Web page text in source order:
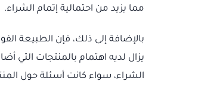
مما يزيد من احتمالية إتمام الشراء.
بالإضافة إلى ذلك، فإن الطبيعة
يزال لديه اهتمام بالمنتجات التي
الشراء، سواء كانت أسئلة حول